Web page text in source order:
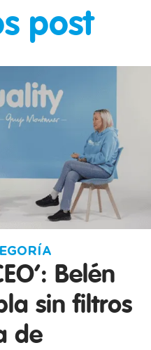
post
Belén
sin filtros
de